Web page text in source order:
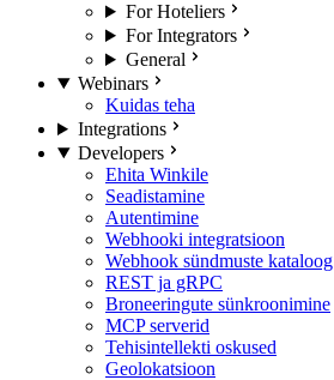
For Hoteliers
For Integrators
General
Webinars
Kuidas teha
Integrations
Developers
Ehita Winkile
Seadistamine
Autentimine
Webhooki integratsioon
Webhook sündmuste kataloog
REST ja gRPC
Broneeringute sünkroonimine
MCP serverid
Tehisintellekti oskused
Geolokatsioon